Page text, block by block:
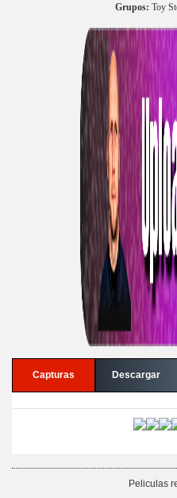
Grupos: Toy
Capturas Descargar
Peliculas